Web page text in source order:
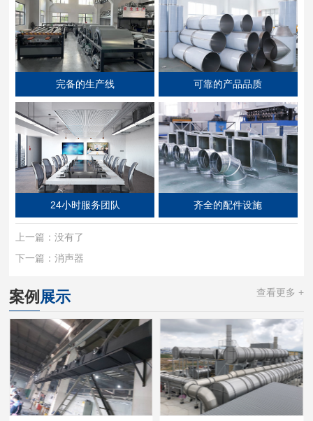
完备的生产线 可靠的产品品质
24小时服务团队 齐全的配件设施
上一篇： 没有了
下一篇： 消声器
案例 展示 查看更多 +